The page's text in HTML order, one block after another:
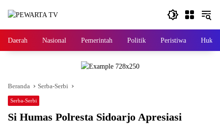
Daerah Nasional Pemerintah Politik Peristiwa
Beranda Serba-Serbi
Serba-Serbi
Si Humas Polresta Sidoarjo Apresiasi